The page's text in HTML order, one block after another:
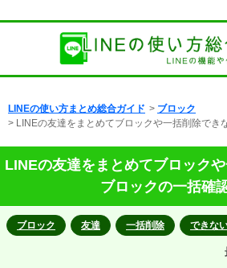
LINEの使い方まとめ総合ガイド > ブロック
> LINEの友達をまとめてブロックや一括削除でき
LINEの友達をまとめてブロック
ブロックの一括確
ブロック 友達 一括削除 できな